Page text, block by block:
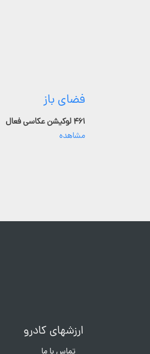
فضای باز
۴۶۱ لوکیشن عکاسی فعال
مشاهده
ارزشهای کادرو